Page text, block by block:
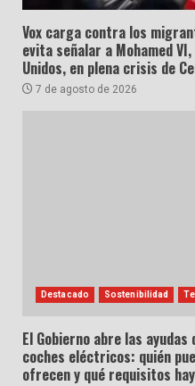
Vox carga contra los
evita señalar a Mohamed
Unidos, en plena crisis de
7 de agosto de 2026
Destacado Sostenibilidad
El Gobierno abre las
coches eléctricos: quién
ofrecen y qué requisitos